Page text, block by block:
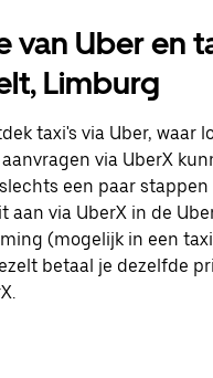
van Uber en
Limburg
taxi's via Uber, waar
via UberX
een paar stappen
aan via UberX in de
(mogelijk in een
betaal je dezelfde